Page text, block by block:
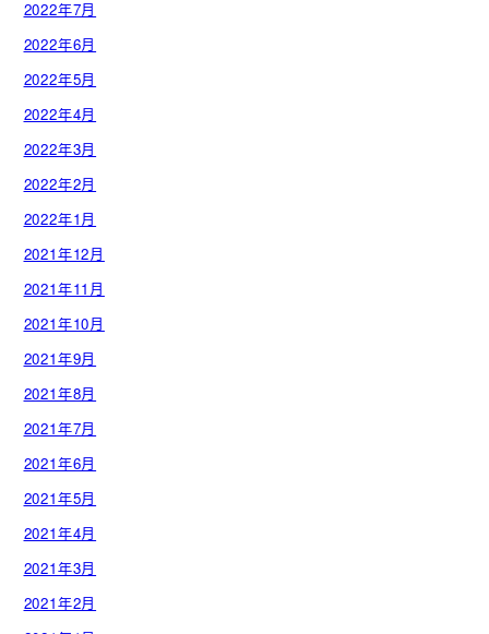
2022年7月
2022年6月
2022年5月
2022年4月
2022年3月
2022年2月
2022年1月
2021年12月
2021年11月
2021年10月
2021年9月
2021年8月
2021年7月
2021年6月
2021年5月
2021年4月
2021年3月
2021年2月